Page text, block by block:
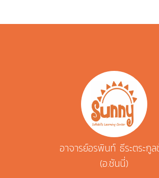
อาจารย์อรพินท์ ธีระตระกูล
(อ.ซันนี่)